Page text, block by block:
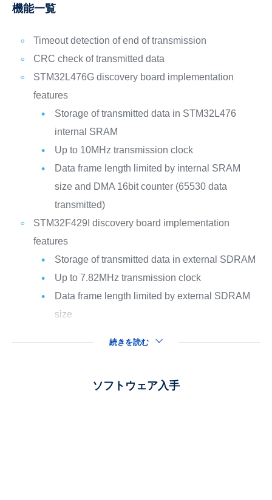
機能一覧
Timeout detection of end of transmission
CRC check of transmitted data
STM32L476G discovery board implementation
features
Storage of transmitted data in STM32L476
internal SRAM
Up to 10MHz transmission clock
Data frame length limited by internal SRAM
size and DMA 16bit counter (65530 data
transmitted)
STM32F429I discovery board implementation
features
Storage of transmitted data in external SDRAM
Up to 7.82MHz transmission clock
Data frame length limited by external SDRAM
size
続きを読む
ソフトウェア入手